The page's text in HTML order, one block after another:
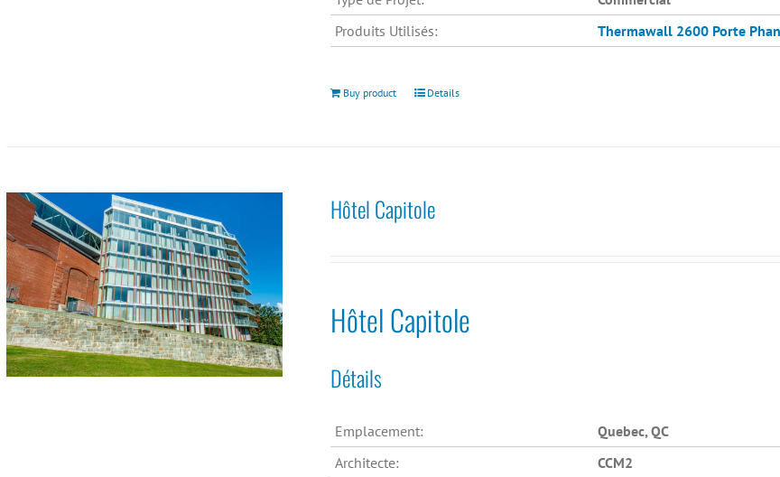
Produits Utilisés:
Thermawall 2600 Porte
Buy product Details
Hôtel Capitole
Hôtel Capitole
Détails
Emplacement:
Quebec, QC
Architecte:
CCM2